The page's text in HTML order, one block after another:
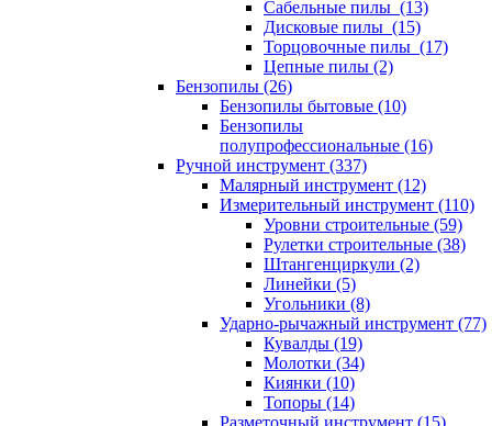
Сабельные пилы (13)
Дисковые пилы (15)
Торцовочные пилы (17)
Цепные пилы (2)
Бензопилы (26)
Бензопилы бытовые (10)
Бензопилы
полупрофессиональные (16)
Ручной инструмент (337)
Малярный инструмент (12)
Измерительный инструмент (110)
Уровни строительные (59)
Рулетки строительные (38)
Штангенциркули (2)
Линейки (5)
Угольники (8)
Ударно-рычажный инструмент (77)
Кувалды (19)
Молотки (34)
Киянки (10)
Топоры (14)
Разметочный инструмент (15)